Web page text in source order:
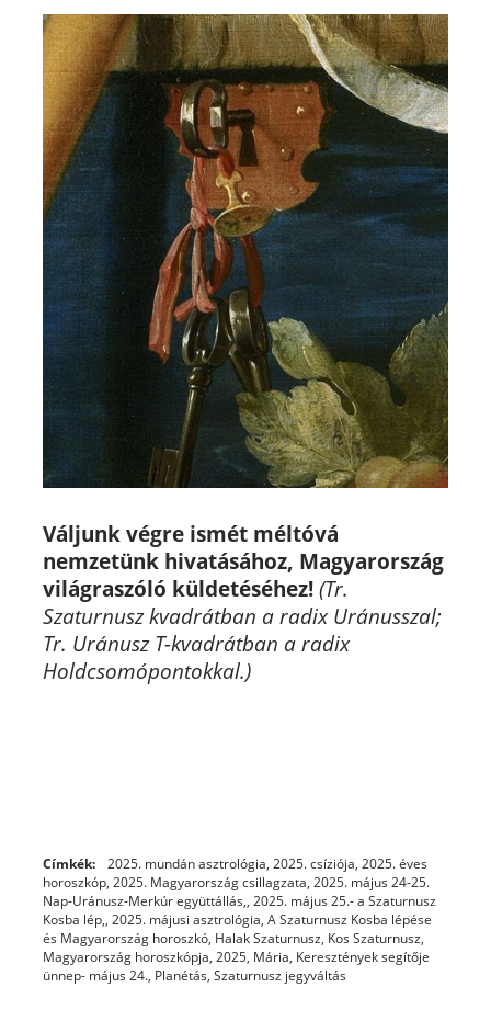
Váljunk végre ismét méltóvá
nemzetünk hivatásához, Magyarország
világraszóló küldetéséhez! (Tr.
Szaturnusz kvadrátban a radix Uránusszal;
Tr. Uránusz T-kvadrátban a radix
Holdcsomópontokkal.)
Címkék: 2025. mundán asztrológia, 2025. csíziója, 2025. éves
horoszkóp, 2025. Magyarország csillagzata, 2025. május 24-25.
Nap-Uránusz-Merkúr együttállás,, 2025. május 25.- a Szaturnusz
Kosba lép,, 2025. májusi asztrológia, A Szaturnusz Kosba lépése
és Magyarország horoszkó, Halak Szaturnusz, Kos Szaturnusz,
Magyarország horoszkópja, 2025, Mária, Keresztények segítője
ünnep- május 24., Planétás, Szaturnusz jegyváltás